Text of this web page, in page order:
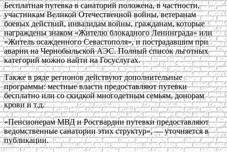
Бесплатная путевка в санаторий положена, в частности,
участникам Великой Отечественной войны, ветеранам
боевых действий, инвалидам войны, гражданам, которые
награждены знаком «Жителю блокадного Ленинграда» или
«Житель осажденного Севастополя», и пострадавшим при
аварии на Чернобыльской АЭС. Полный список льготных
категорий можно найти на Госуслугах.
Также в ряде регионов действуют дополнительные
программы: местные власти предоставляют путевки
бесплатно или со скидкой многодетным семьям, донорам
крови и т.д.
«Пенсионерам МВД и Росгвардии путевки предоставляют
ведомственные санатории этих структур», — уточняется в
публикации.